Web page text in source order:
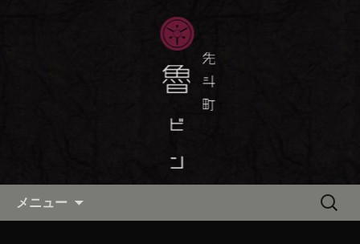
京都・先斗町の京料理・和食
「魯ビン（ろびん）」の公式ブ
京都・先斗町の京町家で美味しい季節
の京料理・和食が自慢の「魯ビン（ろ
びん）」がお店からのお知らせや、お
料理について最新情報をおとどけしま
メニュー
検